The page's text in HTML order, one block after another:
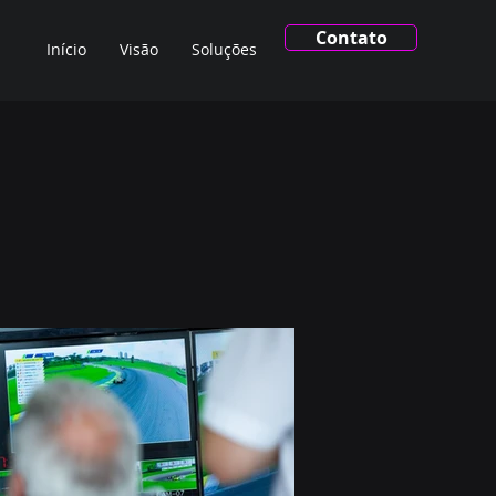
Início Visão Soluções Contato